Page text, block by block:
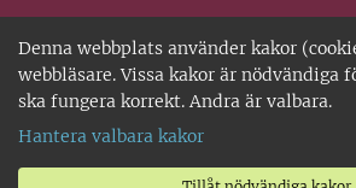
Denna webbplats använder kakor
webbläsare. Vissa kakor är nödvändiga
ska fungera korrekt. Andra är valbara.
Hantera valbara kakor